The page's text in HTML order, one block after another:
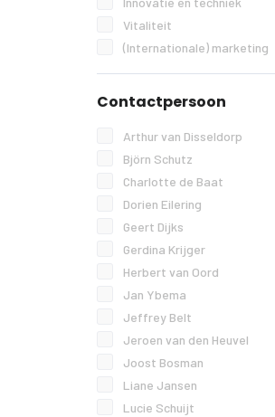
Vitaliteit
(Internationale) marketing
Contactpersoon
Arthur van Disseldorp
Björn Schutz
Charlotte de Baat
Dorien Eilering
Geert Dijks
Gerdina Krijger
Herbert van Oord
Jan Ybema
Jeffrey Belt
Jeroen van den Heuvel
Joost Bosman
Liane Jansen
Lucie Schuijt